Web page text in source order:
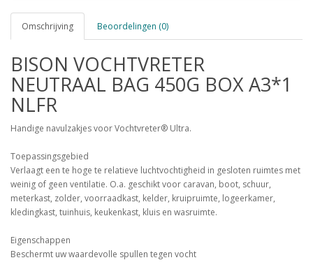
Omschrijving Beoordelingen (0)
BISON VOCHTVRETER
NEUTRAAL BAG 450G BOX A3*1
NLFR
Handige navulzakjes voor Vochtvreter® Ultra.
Toepassingsgebied
Verlaagt een te hoge te relatieve luchtvochtigheid in gesloten ruimtes met
weinig of geen ventilatie. O.a. geschikt voor caravan, boot, schuur,
meterkast, zolder, voorraadkast, kelder, kruipruimte, logeerkamer,
kledingkast, tuinhuis, keukenkast, kluis en wasruimte.
Eigenschappen
Beschermt uw waardevolle spullen tegen vocht